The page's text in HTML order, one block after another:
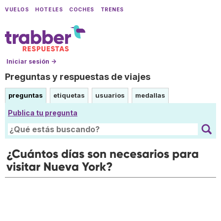
VUELOS HOTELES COCHES TRENES
Iniciar sesión →
Preguntas y respuestas de viajes
preguntas etiquetas usuarios medallas
Publica tu pregunta
¿Cuántos días son necesarios para
visitar Nueva York?